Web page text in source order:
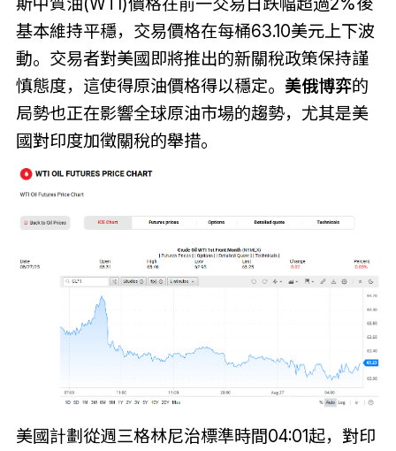
基本維持平穩，交易價格在每桶63.10美元上下波
動。交易者對美國即將推出的新關稅政策保持謹
慎態度，這使得原油價格得以穩定。 美俄博弈的
局勢也正在影響全球原油市場的趨勢，尤其是美
國對印度加徵關稅的舉措。
美國計劃從週三格林尼治標準時間04:01起，對印